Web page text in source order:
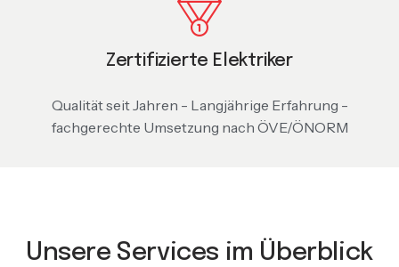
Zertifizierte Elektriker
Qualität seit Jahren - Langjährige Erfahrung -
fachgerechte Umsetzung nach ÖVE/ÖNORM
Unsere Services im Überblick